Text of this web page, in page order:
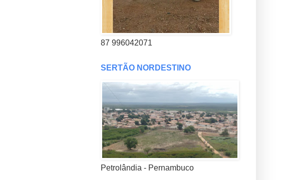
87 996042071
SERTÃO NORDESTINO
Petrolândia - Pernambuco